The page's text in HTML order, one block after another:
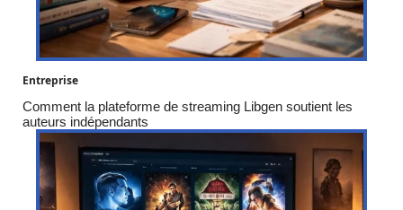
Entreprise
Comment la plateforme de streaming Libgen soutient les
auteurs indépendants